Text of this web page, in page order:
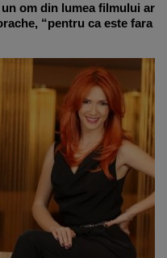
om din lumea filmului ar
“pentru ca este fara